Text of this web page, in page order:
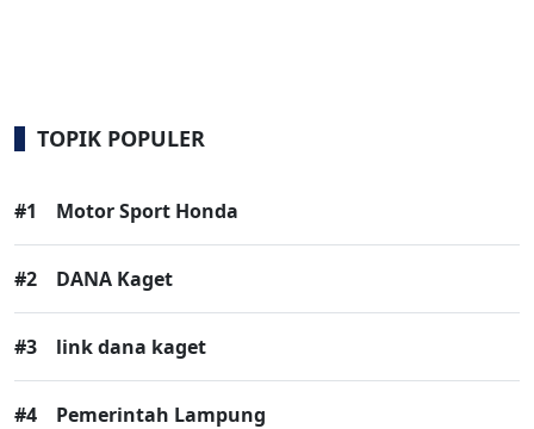
TOPIK POPULER
#1 Motor Sport Honda
#2 DANA Kaget
#3 link dana kaget
#4 Pemerintah Lampung